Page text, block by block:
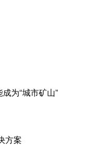
为“城市矿山”
方案